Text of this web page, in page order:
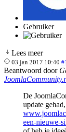
Gebruiker
Lees meer
03 jan 2017 10:40
Beantwoord door
De
update
een-nieuwe-